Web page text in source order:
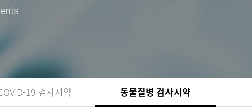
19 검사시약 동물질병 검사시약